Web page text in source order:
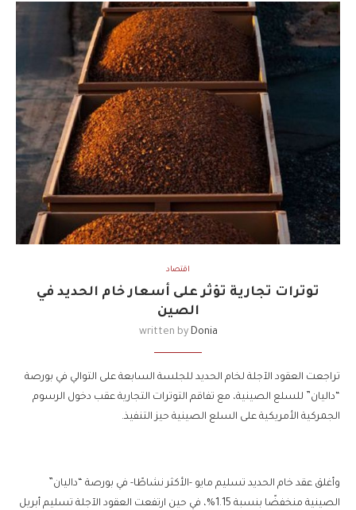
اقتصاد
توترات تجارية تؤثر على أسعار خام الحديد في
الصين
written by Donia
تراجعت العقود الآجلة لخام الحديد للجلسة السابعة على التوالي في بورصة
“داليان” للسلع الصينية، مع تفاقم التوترات التجارية عقب دخول الرسوم
الجمركية الأمريكية على السلع الصينية حيز التنفيذ.
وأغلق عقد خام الحديد تسليم مايو -الأكثر نشاطًا- في بورصة “داليان”
الصينية منخفضًا بنسبة 1.15%، في حين ارتفعت العقود الآجلة تسليم أبريل